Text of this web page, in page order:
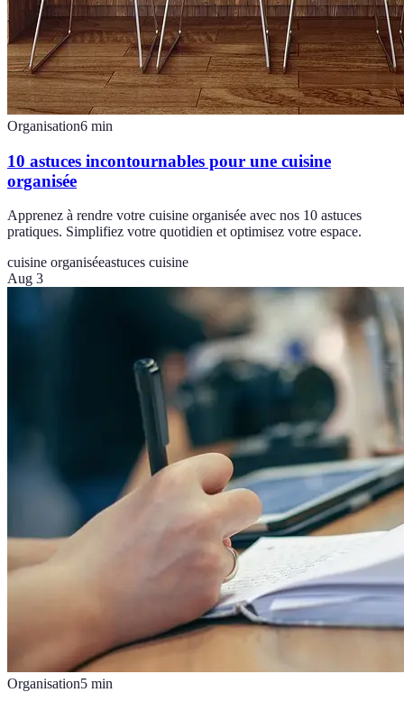
Organisation6 min
10 astuces incontournables pour une cuisine
organisée
Apprenez à rendre votre cuisine organisée avec nos 10 astuces
pratiques. Simplifiez votre quotidien et optimisez votre espace.
cuisine organiséeastuces cuisine
Aug 3
Organisation5 min